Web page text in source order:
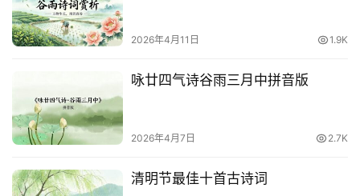
2026年4月11日 1.9K
咏廿四气诗谷雨三月中拼音版
2026年4月7日 2.7K
清明节最佳十首古诗词